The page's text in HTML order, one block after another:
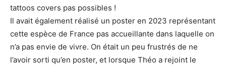
tattoos covers pas possibles !
Il avait également réalisé un poster en 2023 représentant
cette espèce de France pas accueillante dans laquelle on
n’a pas envie de vivre. On était un peu frustrés de ne
l’avoir sorti qu’en poster, et lorsque Théo a rejoint le